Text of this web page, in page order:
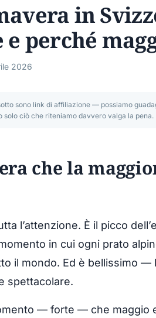
in
e perché
2026
sono link di affiliazione — possiamo
solo ciò che riteniamo davvero valga la pena.
che la
l’attenzione. È il picco
in cui ogni prato
il mondo. Ed è bellissimo —
spettacolare.
— forte — che maggio